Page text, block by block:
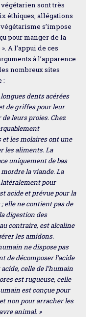
sont très
éthiques, allégations
s’impose
pour manger de la
A l’appui de ces
à l’apparence
nombreux sites
:
dents acérées
de griffes pour leur
leurs proies. Chez
et les molaires ont une
les aliments. La
uniquement de bas
la viande. La
latéralement pour
acide et prévue pour la
elle ne contient pas de
digestion des
contraire, est alcaline
les amidons.
ne dispose pas
de décomposer l’acide
celle de l’humain
est rugueuse, celle
est conçue pour
non pour arracher les
animal. »